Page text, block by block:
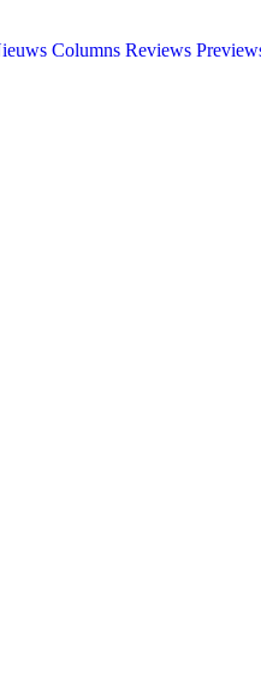
Columns Reviews